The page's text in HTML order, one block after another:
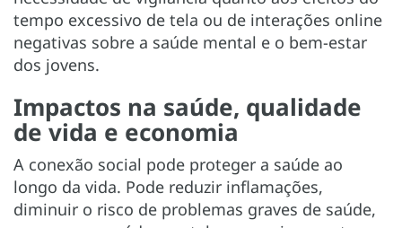
tempo excessivo de tela ou de interações online
negativas sobre a saúde mental e o bem-estar
dos jovens.
Impactos na saúde, qualidade
de vida e economia
A conexão social pode proteger a saúde ao
longo da vida. Pode reduzir inflamações,
diminuir o risco de problemas graves de saúde,